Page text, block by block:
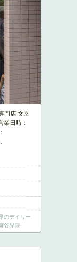
門店 文京
業日時：
：
のデイリー
谷界隈